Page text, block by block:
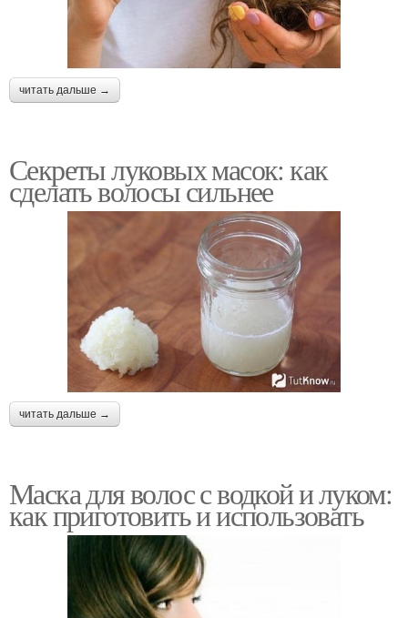
читать дальше →
Секреты луковых масок: как
сделать волосы сильнее
читать дальше →
Маска для волос с водкой и луком:
как приготовить и использовать